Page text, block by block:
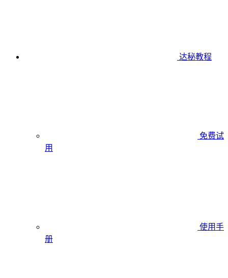
达秘教程
免费试
用
使用手
册